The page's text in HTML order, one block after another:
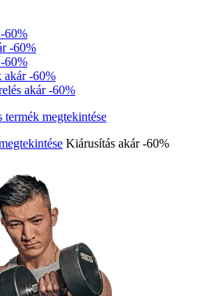
60%
-60%
60%
akár -60%
akár -60%
Kiárusítás akár -60%